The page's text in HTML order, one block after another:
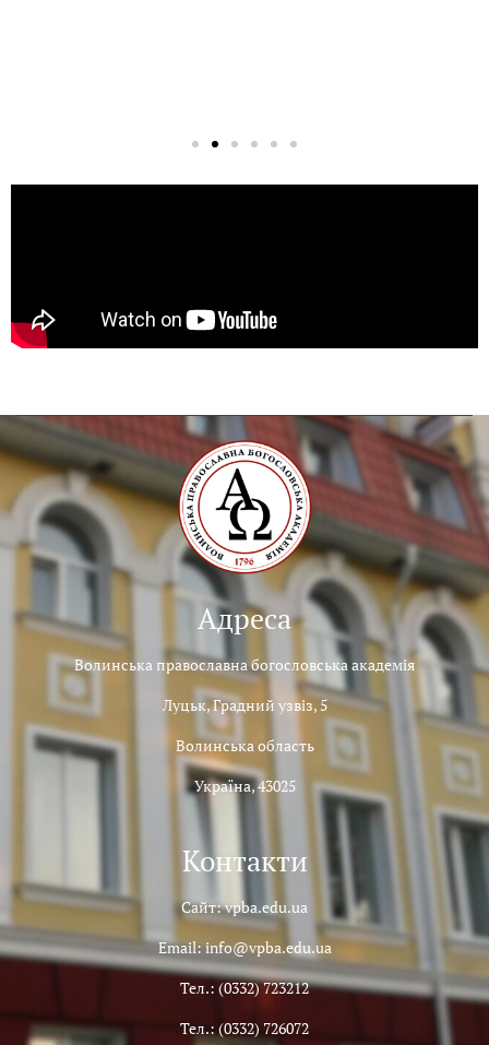
Адреса
Волинська православна богословська академія
Луцьк, Градний узвіз, 5
Волинська область
Україна, 43025
Контакти
Сайт: vpba.edu.ua
Email: info@vpba.edu.ua
Тел.: (0332) 723212
Тел.: (0332) 726072